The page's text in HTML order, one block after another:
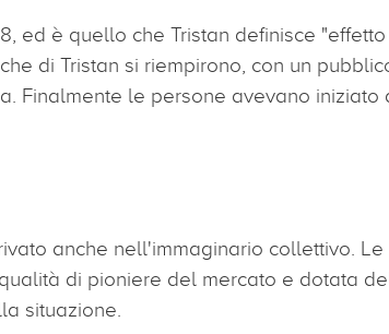
ed è quello che Tristan definisce
di Tristan si riempirono, con un
Finalmente le persone avevano
anche nell'immaginario collettivo.
di pioniere del mercato e dotata
situazione.